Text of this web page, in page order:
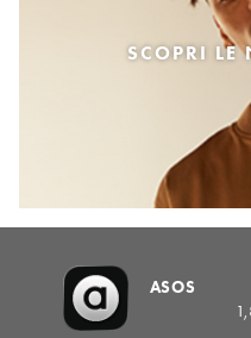
SCOPRI LE
ASOS